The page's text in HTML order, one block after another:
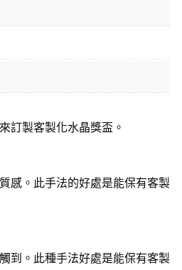
訂製客製化水晶獎盃。
感。此手法的好處是能保有客製
到。此種手法好處是能保有客製